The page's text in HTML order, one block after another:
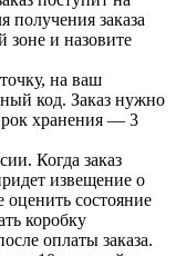
получения заказа
зоне и назовите
на ваш
код. Заказ нужно
хранения — 3
Когда заказ
извещение о
состояние
коробку
оплаты заказа.